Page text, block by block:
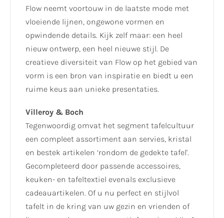
Flow neemt voortouw in de laatste mode met
vloeiende lijnen, ongewone vormen en
opwindende details. Kijk zelf maar: een heel
nieuw ontwerp, een heel nieuwe stijl. De
creatieve diversiteit van Flow op het gebied van
vorm is een bron van inspiratie en biedt u een
ruime keus aan unieke presentaties.
Villeroy & Boch
Tegenwoordig omvat het segment tafelcultuur
een compleet assortiment aan servies, kristal
en bestek artikelen ‘rondom de gedekte tafel'.
Gecompleteerd door passende accessoires,
keuken- en tafeltextiel evenals exclusieve
cadeauartikelen. Of u nu perfect en stijlvol
tafelt in de kring van uw gezin en vrienden of